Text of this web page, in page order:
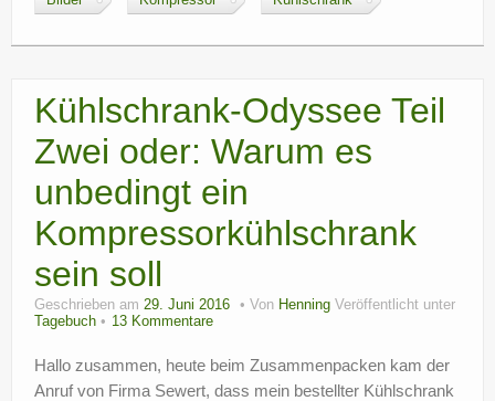
Kühlschrank-Odyssee Teil
Zwei oder: Warum es
unbedingt ein
Kompressorkühlschrank
sein soll
Geschrieben am 29. Juni 2016 Von Henning Veröffentlicht unter
Tagebuch
13 Kommentare
Hallo zusammen, heute beim Zusammenpacken kam der
Anruf von Firma Sewert, dass mein bestellter Kühlschrank